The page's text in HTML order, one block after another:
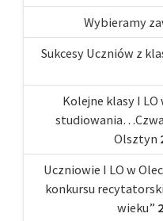
Wybieramy
Sukcesy Uczniów z
Kolejne klasy I
Olsztyn
Uczniowie I LO w
konkursu
wieku”